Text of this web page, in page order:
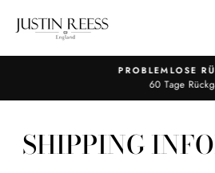
zum
Pause
Diashow
PROBLEMLOSE
60 Tage
SHIPPING